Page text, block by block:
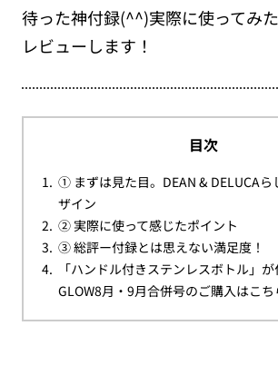
待った神付録(^^)実際に使ってみ
レビューします！
目次
① まずは見た目。DEAN & DELUCAら
ザイン
② 実際に使って感じたポイント
③ 総評ー付録とは思えない満足度！
「ハンドル付きステンレスボトル」
GLOW8月・9月合併号のご購入はこち